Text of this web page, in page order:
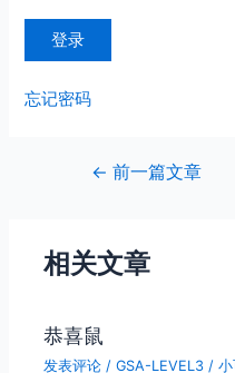
忘记密码
航
← 前一篇文章
相关文章
恭喜鼠
发表评论 /GSA-LEVEL3 /